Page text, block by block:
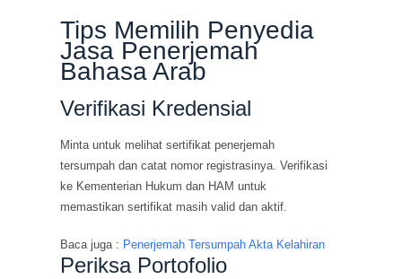
Tips Memilih Penyedia
Jasa Penerjemah
Bahasa Arab
Verifikasi Kredensial
Minta untuk melihat sertifikat penerjemah
tersumpah dan catat nomor registrasinya. Verifikasi
ke Kementerian Hukum dan HAM untuk
memastikan sertifikat masih valid dan aktif.
Baca juga : Penerjemah Tersumpah Akta Kelahiran
Periksa Portofolio